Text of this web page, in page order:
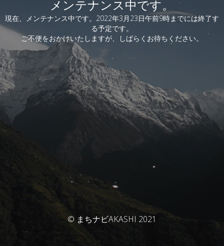
メンテナンス中です。
現在、メンテナンス中です。2022年3月23日午前9時までには終了す
る予定です。
ご不便をおかけいたしますが、しばらくお待ちください。
© まちナビAKASHI 2021